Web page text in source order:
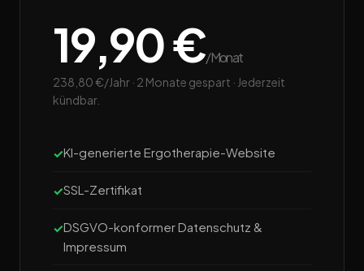
19,90 €/Monat
238,80 €/Jahr · 2 Monate gespart · Jederzeit
kündbar.
KI-generierte Ergotherapie-Website
SSL-Zertifikat
DSGVO-konformer Datenschutz &
Impressum